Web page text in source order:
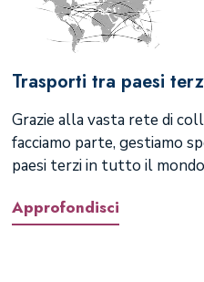
Trasporti tra paesi
Grazie alla vasta rete di
facciamo parte, gestiamo
paesi terzi in tutto il
Approfondisci